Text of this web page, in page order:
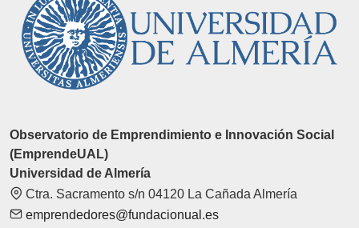
Observatorio de Emprendimiento e Innovación Social
(EmprendeUAL)
Universidad de Almería
Ctra. Sacramento s/n 04120 La Cañada Almería
emprendedores@fundacionual.es